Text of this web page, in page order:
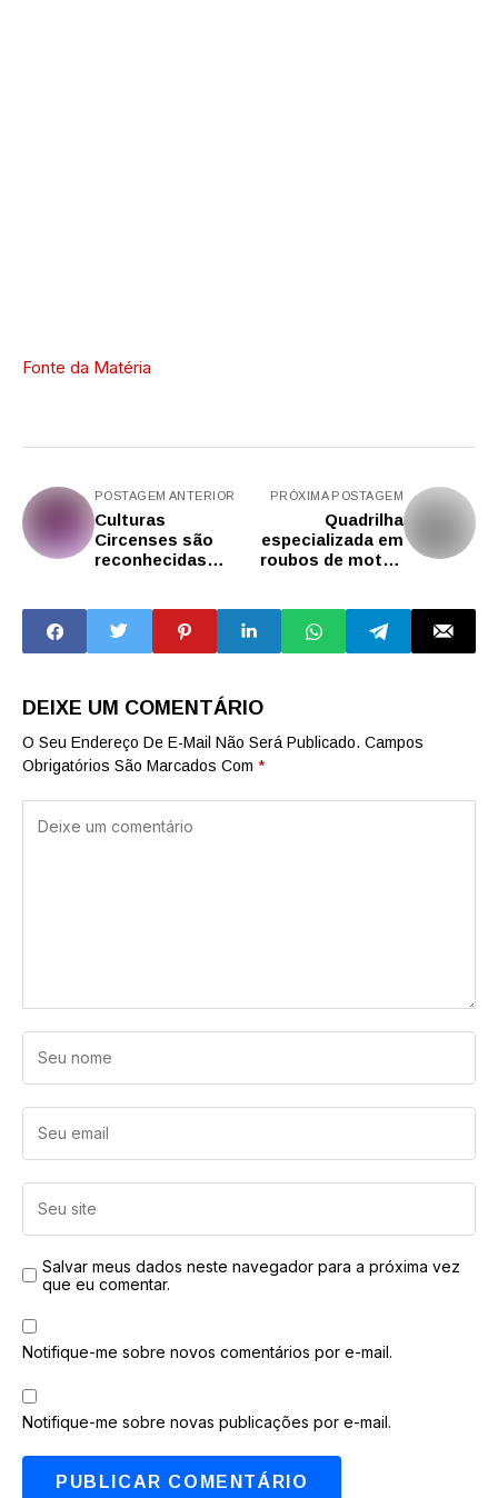
Fonte da Matéria
POSTAGEM ANTERIOR
Culturas
Circenses são
reconhecidas
Estado de São
Paulo pelo
Condephaat
PRÓXIMA POSTAGEM
Quadrilha
especializada em
roubos de motos
desarticulada em
ação da Polícia
Civil
DEIXE UM COMENTÁRIO
O Seu Endereço De E-Mail Não Será Publicado. Campos
Obrigatórios São Marcados Com *
Salvar meus dados neste navegador para a próxima vez
que eu comentar.
Notifique-me sobre novos comentários por e-mail.
Notifique-me sobre novas publicações por e-mail.